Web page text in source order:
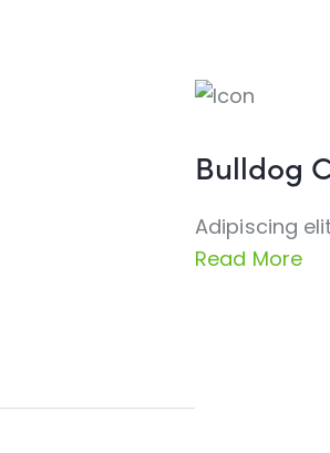
Bulldog
Adipiscing
Read More